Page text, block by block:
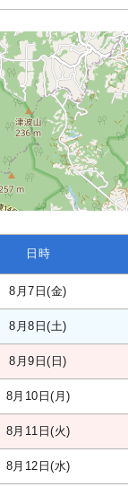
日時
8月7日(金)
8月8日(土)
8月9日(日)
8月10日(月)
8月11日(火)
8月12日(水)